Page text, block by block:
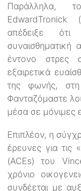
Παράλληλα,
EdwardTronick
απέδειξε
έντονο στρες
εξαιρετικά
της φωνής, στη
Φανταζόμαστε
μέσα σε μόνιμες
Επιπλέον, η
έρευνες για τις
(ACEs) του
χρόνιο
συνδέεται με